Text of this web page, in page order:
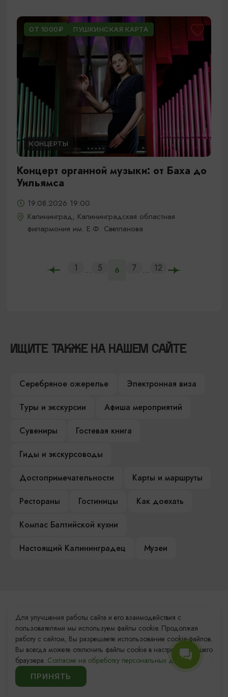
ОТ 1000₽ ПУШКИНСКАЯ КАРТА
КОНЦЕРТЫ
Концерт органной музыки: от Баха до
Уильямса
19.08.2026 19:00
Калининград, Калининградская областная
филармония им. Е.Ф. Светланова
1 ... 5 6 7 ... 12
ИЩИТЕ ТАКЖЕ НА НАШЕМ САЙТЕ
Серебряное ожерелье
Электронная виза
Туры и экскурсии
Афиша мероприятий
Сувениры
Гостевая книга
Гиды и экскурсоводы
Достопримечательности
Карты и маршруты
Рестораны
Гостиницы
Как доехать
Компас Балтийской кухни
Настоящий Калининградец
Музеи
Контакты Туристского
информационного центра
+7 (4012) 555-200
8 (800) 200-55-39
info@visit-kaliningrad.ru
Для улучшения работы сайта и его взаимодействия с
пользователями мы используем файлы cookie. Продолжая
работу с сайтом, Вы разрешаете использование cookie-файлов.
Вы всегда можете отключить файлы cookie в настройках Вашего
браузера. Согласие на обработку персональных данных.
ПРИНЯТЬ